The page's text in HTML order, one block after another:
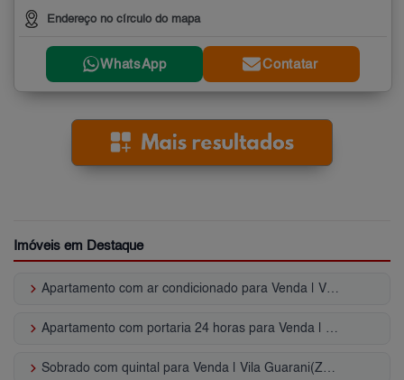
Endereço no círculo do mapa
WhatsApp Contatar
Imóveis em Destaque
keyboard_arrow_right Apartamento com ar condicionado para Venda | Vila Guarani(Zona Sul)
keyboard_arrow_right Apartamento com portaria 24 horas para Venda | Vila Guarani(Zona Sul)
keyboard_arrow_right Sobrado com quintal para Venda | Vila Guarani(Zona Sul)